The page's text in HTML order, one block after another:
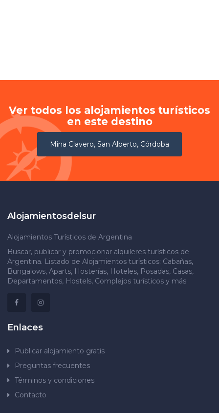
Ver todos los alojamientos turísticos
en este destino
Mina Clavero, San Alberto, Córdoba
Alojamientosdelsur
Alojamientos Turísticos de Argentina
Buscar, publicar y promocionar alquileres turísticos de
Argentina. Listado de Alojamientos turísticos: Cabañas,
Bungalows, Aparts, Hosterías, Hoteles, Posadas, Casas,
Departamentos, Hostels, Complejos turísticos y más.
Enlaces
Publicar alojamiento gratis
Preguntas frecuentes
Términos y condiciones
Contacto